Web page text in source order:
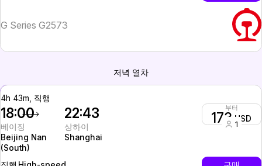
G Series G2573
저녁 열차
4h 43m, 직행
18:00
베이징
Beijing Nan
(South)
22:43
상하이
Shanghai
부터
173 USD
1